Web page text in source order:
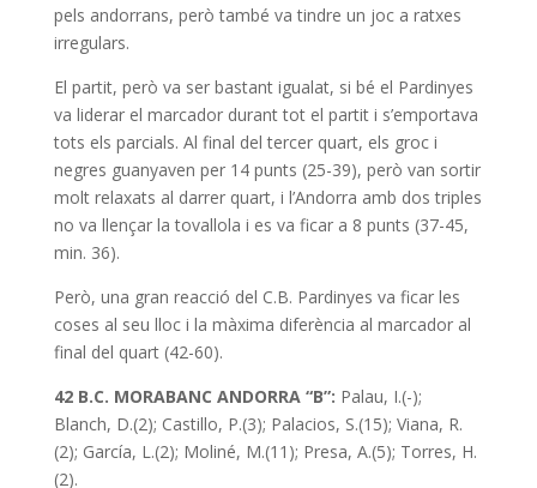
pels andorrans, però també va tindre un joc a ratxes
irregulars.
El partit, però va ser bastant igualat, si bé el Pardinyes
va liderar el marcador durant tot el partit i s’emportava
tots els parcials. Al final del tercer quart, els groc i
negres guanyaven per 14 punts (25-39), però van sortir
molt relaxats al darrer quart, i l’Andorra amb dos triples
no va llençar la tovallola i es va ficar a 8 punts (37-45,
min. 36).
Però, una gran reacció del C.B. Pardinyes va ficar les
coses al seu lloc i la màxima diferència al marcador al
final del quart (42-60).
42 B.C. MORABANC ANDORRA “B”: Palau, I.(-);
Blanch, D.(2); Castillo, P.(3); Palacios, S.(15); Viana, R.
(2); García, L.(2); Moliné, M.(11); Presa, A.(5); Torres, H.
(2).